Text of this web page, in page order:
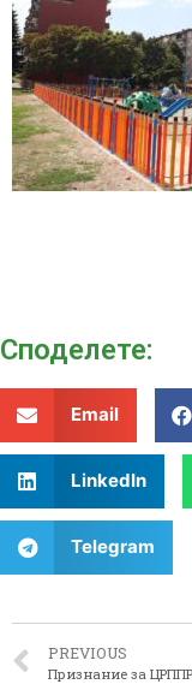
Споделeте:
Email
LinkedIn
Telegram
PREVIOUS